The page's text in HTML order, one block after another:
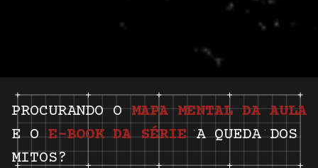
PROCURANDO OMAPA MENTAL DA AULA
E OE-BOOK DA SÉRIEA QUEDA DOS
MITOS?